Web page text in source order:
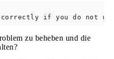
zu beheben und die